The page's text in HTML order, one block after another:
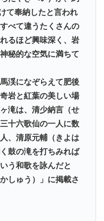
て奉納したと言われ
べて違うたくさんの
るほど興味深く、岩
秘的な空気に満ちて
渓になぞらえて肥後
岩と紅葉の美しい場
滝は、清少納言（せ
十六歌仙の一人に数
、清原元輔（きよは
鼓の滝を打ちみれば
う和歌を詠んだと
しゅう）」に掲載さ